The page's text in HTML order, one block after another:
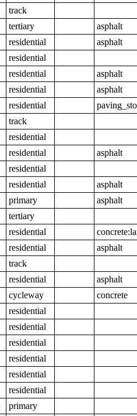
track
tertiary
asphalt
residential
asphalt
residential
residential
asphalt
residential
asphalt
residential
track
residential
residential
asphalt
residential
residential
asphalt
primary
asphalt
tertiary
residential
residential
asphalt
track
residential
asphalt
cycleway
concrete
residential
residential
residential
residential
residential
residential
primary